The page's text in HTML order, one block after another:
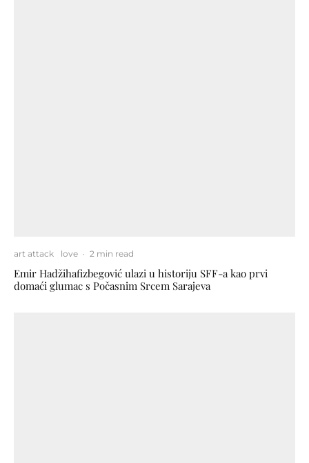
art attack love · 2 min read
Emir Hadžihafizbegović ulazi u historiju SFF-a kao prvi
domaći glumac s Počasnim Srcem Sarajeva